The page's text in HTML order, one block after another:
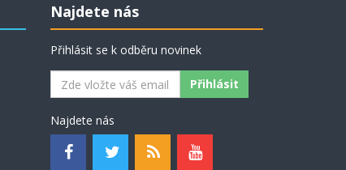
Najdete nás
Přihlásit se k odběru novinek
Najdete nás